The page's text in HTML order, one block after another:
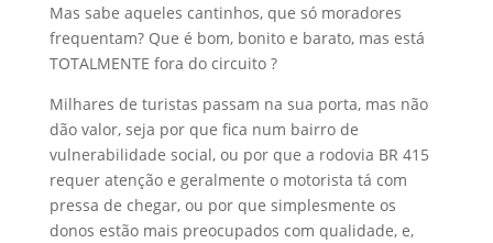
Mas sabe aqueles cantinhos, que só moradores
frequentam? Que é bom, bonito e barato, mas está
TOTALMENTE fora do circuito ?
Milhares de turistas passam na sua porta, mas não
dão valor, seja por que fica num bairro de
vulnerabilidade social, ou por que a rodovia BR 415
requer atenção e geralmente o motorista tá com
pressa de chegar, ou por que simplesmente os
donos estão mais preocupados com qualidade, e,